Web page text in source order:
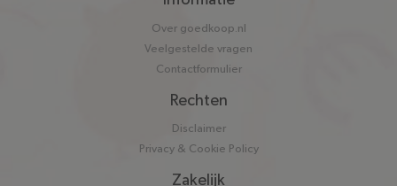
Over goedkoop.nl
Veelgestelde vragen
Contactformulier
Rechten
Disclaimer
Privacy & Cookie Policy
Zakelijk